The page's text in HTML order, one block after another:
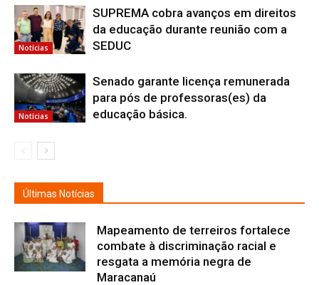
Notícias
SUPREMA cobra avanços em direitos
da educação durante reunião com a
SEDUC
Notícias
Senado garante licença remunerada
para pós de professoras(es) da
educação básica.
Últimas Notícias
Mapeamento de terreiros fortalece
combate à discriminação racial e
resgata a memória negra de
Maracanaú